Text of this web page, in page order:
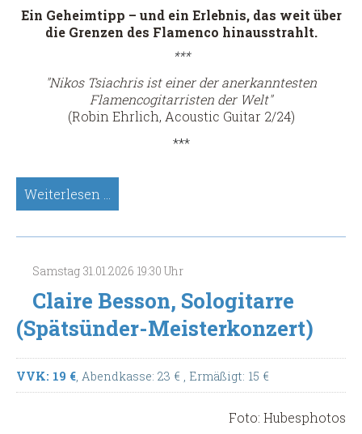
Ein Geheimtipp – und ein Erlebnis, das weit über
die Grenzen des Flamenco hinausstrahlt.
***
"Nikos Tsiachris ist einer der anerkanntesten
Flamencogitarristen der Welt"
(Robin Ehrlich, Acoustic Guitar 2/24)
***
Weiterlesen …
Nikos
Tsiachris,
Samstag 31.01.2026 19:30 Uhr
Claire Besson, Sologitarre
(Spätsünder-Meisterkonzert)
VVK: 19 €, Abendkasse: 23 € , Ermäßigt: 15 €
Foto: Hubesphotos